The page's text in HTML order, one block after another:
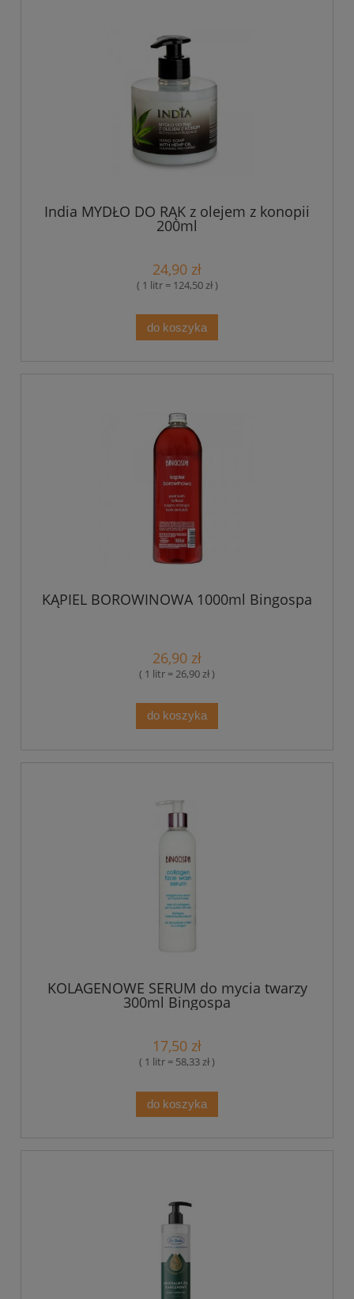
India MYDŁO DO RĄK z olejem z konopii
200ml
24,90 zł
( 1 litr = 124,50 zł )
do koszyka
KĄPIEL BOROWINOWA 1000ml Bingospa
26,90 zł
( 1 litr = 26,90 zł )
do koszyka
KOLAGENOWE SERUM do mycia twarzy
300ml Bingospa
17,50 zł
( 1 litr = 58,33 zł )
do koszyka